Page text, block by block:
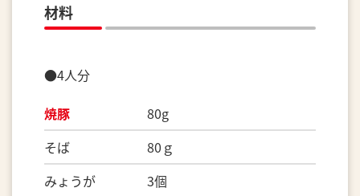
材料
●4人分
焼豚 80g
そば 80ｇ
みょうが 3個